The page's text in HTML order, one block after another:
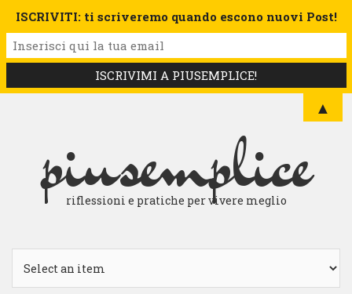
piusemplice
riflessioni e pratiche per vivere meglio
ISCRIVITI: ti scriveremo quando escono nuovi Post!
▲